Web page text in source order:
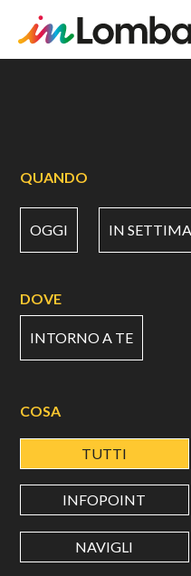
QUANDO
OGGI IN
DOVE
INTORNO A TE
COSA
TUTTI
INFOPOINT
NAVIGLI